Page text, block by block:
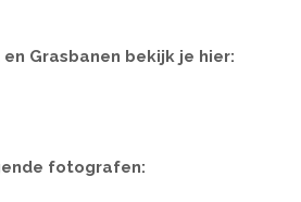
Grasbanen bekijk je hier:
fotografen: